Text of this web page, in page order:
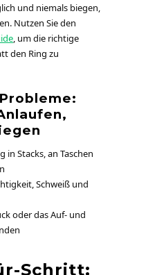
und niemals biegen,
Nutzen Sie den
, um die richtige
den Ring zu
in Stacks, an Taschen
Schweiß und
oder das Auf- und
Schritt: